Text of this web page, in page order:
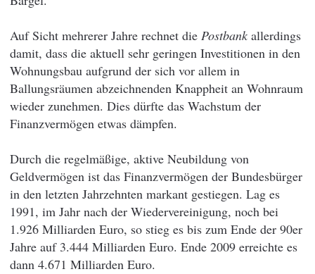
Auf Sicht mehrerer Jahre rechnet die Postbank allerdings
damit, dass die aktuell sehr geringen Investitionen in den
Wohnungsbau aufgrund der sich vor allem in
Ballungsräumen abzeichnenden Knappheit an Wohnraum
wieder zunehmen. Dies dürfte das Wachstum der
Finanzvermögen etwas dämpfen.
Durch die regelmäßige, aktive Neubildung von
Geldvermögen ist das Finanzvermögen der Bundesbürger
in den letzten Jahrzehnten markant gestiegen. Lag es
1991, im Jahr nach der Wiedervereinigung, noch bei
1.926 Milliarden Euro, so stieg es bis zum Ende der 90er
Jahre auf 3.444 Milliarden Euro. Ende 2009 erreichte es
dann 4.671 Milliarden Euro.